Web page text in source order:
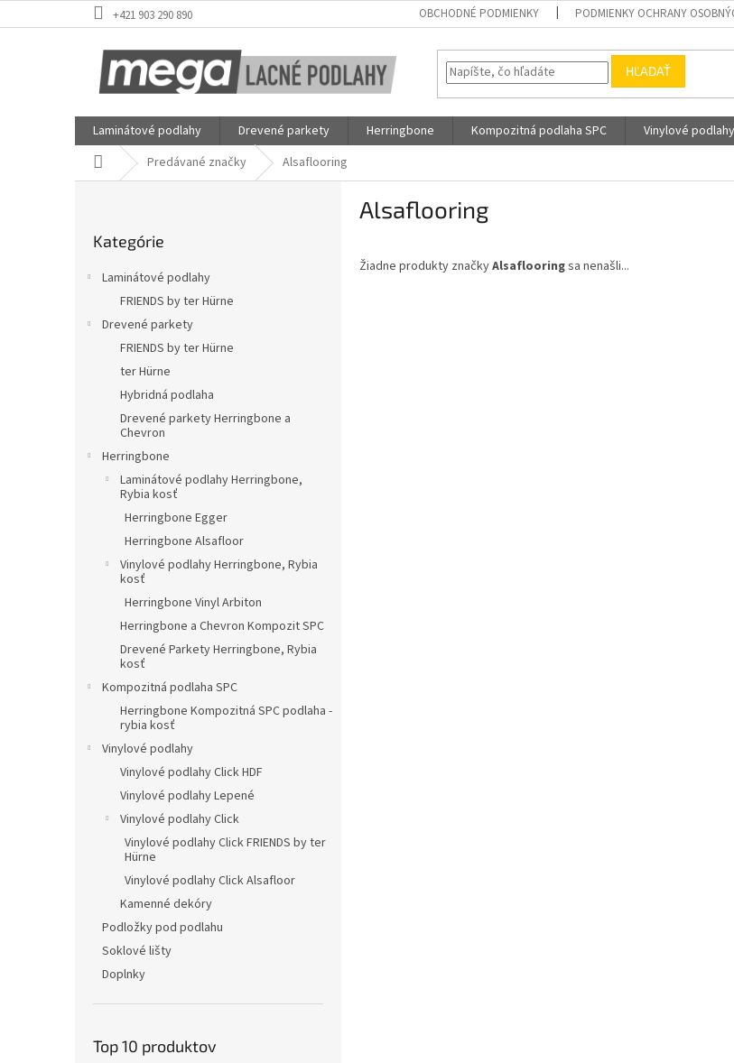
na
+421 903 290 890 OBCHODNÉ PODMIENKY PODMIENKY OCHRANY
HĽADAŤ
Laminátové podlahy Drevené parkety Herringbone Kompozitná podlaha SPC Vinylové podlahy
DomovPredávané značky Alsaflooring
kategórie
Kategórie
Laminátové podlahy
FRIENDS by ter Hürne
Drevené parkety
FRIENDS by ter Hürne
ter Hürne
Hybridná podlaha
Drevené parkety Herringbone a
Chevron
Herringbone
Laminátové podlahy Herringbone,
Rybia kosť
Herringbone Egger
Herringbone Alsafloor
Vinylové podlahy Herringbone, Rybia
kosť
Herringbone Vinyl Arbiton
Herringbone a Chevron Kompozit SPC
Drevené Parkety Herringbone, Rybia
kosť
Kompozitná podlaha SPC
Herringbone Kompozitná SPC podlaha -
rybia kosť
Vinylové podlahy
Vinylové podlahy Click HDF
Vinylové podlahy Lepené
Vinylové podlahy Click
Vinylové podlahy Click FRIENDS by ter
Hürne
Vinylové podlahy Click Alsafloor
Kamenné dekóry
Podložky pod podlahu
Soklové lišty
Doplnky
Top 10 produktov
Alsaflooring
Žiadne produkty značkyAlsaflooringsa nenašli...